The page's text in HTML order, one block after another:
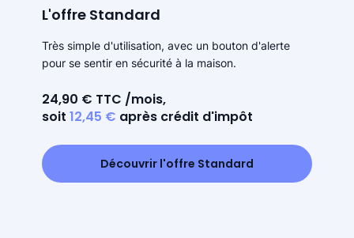
L'offre Standard
Très simple d'utilisation, avec un bouton d'alerte
pour se sentir en sécurité à la maison.
24,90 € TTC /mois,
soit 12,45 € après crédit d'impôt
Découvrir l'offre Standard